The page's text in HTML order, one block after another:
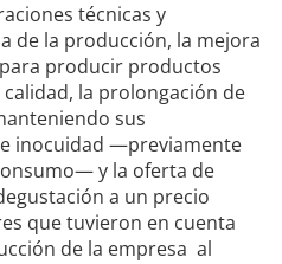
técnicas y
de la producción, la mejora
producir productos
la prolongación de
sus
inocuidad —previamente
y la oferta de
a un precio
que tuvieron en cuenta
de la empresa al